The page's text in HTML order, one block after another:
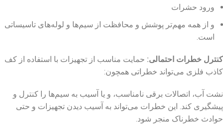
ورود حشرات
و از همه مهم‌تر پوشش و محافظت از سیم‌ها و لوله‌های تاسیساتی
است.
کنترل خطرات احتمالی: حمایت مناسب از تجهیزات با استفاده از کف
کاذب فلزی می‌تواند خطراتی همچون:
نشت آب، اتصالات برقی نامناسب، و یا آسیب به سیم‌ها را کنترل و
پیشگیری کند. این خطرات می‌تواند به آسیب دیدن تجهیزات و حتی
حوادث خطرناک منجر شود.